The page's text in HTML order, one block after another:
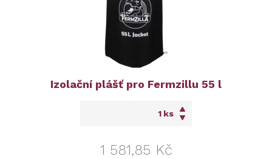
Izolační plášť pro Fermzillu 55 l
ks
1 581,85 Kč